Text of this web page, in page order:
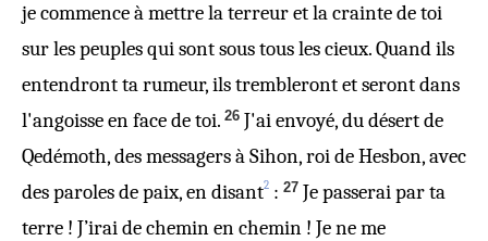
je commence à mettre la terreur et la crainte de toi
sur les peuples qui sont sous tous les cieux. Quand ils
entendront ta rumeur, ils trembleront et seront dans
l'angoisse en face de toi. 26 J'ai envoyé, du désert de
Qedémoth, des messagers à Sihon, roi de Hesbon, avec
des paroles de paix, en disant2 : 27 Je passerai par ta
terre ! J’irai de chemin en chemin ! Je ne me